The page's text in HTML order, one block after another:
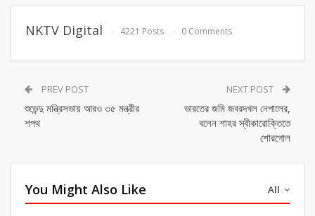
NKTV Digital 4221 Posts 0 Comments
PREV POST
শুভেন্দু মন্ত্রিসভায় আরও ৩৫ মন্ত্রীর
শপথ
NEXT POST
ভারতের জমি জবরদখল নেপালের,
বলেন শাহর স্বীকারোক্তিতে
শোরগোল
All
You Might Also Like